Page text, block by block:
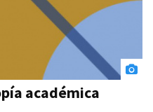
académica